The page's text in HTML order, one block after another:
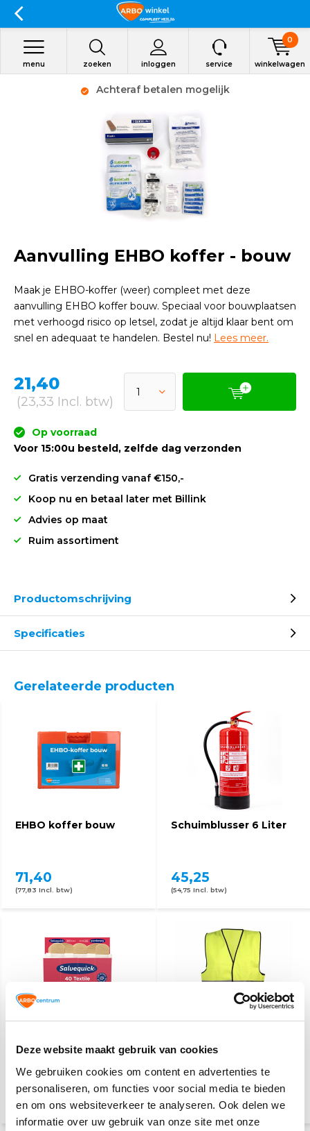
Deze website maakt gebruik van cookies
We gebruiken cookies om content en advertenties te
personaliseren, om functies voor social media te bieden
en om ons websiteverkeer te analyseren. Ook delen we
informatie over uw gebruik van onze site met onze
zoeken inloggen
menu service winkelwagen
0
Achteraf betalen mogelijk
Aanvulling EHBO koffer - bouw
Maak je EHBO-koffer (weer) compleet met deze
aanvulling EHBO koffer bouw. Speciaal voor bouwplaatsen
met verhoogd risico op letsel, zodat je altijd klaar bent om
snel en adequaat te handelen. Bestel nu! Lees meer.
21,40
(23,33 Incl. btw)
Op voorraad
Voor 15:00u besteld, zelfde dag verzonden
Gratis verzending vanaf €150,-
Koop nu en betaal later met Billink
Advies op maat
Ruim assortiment
Productomschrijving
Specificaties
Gerelateerde producten
EHBO koffer bouw
71,40
(77,83 Incl. btw)
Schuimblusser 6 Liter
45,25
(54,75 Incl. btw)
navulling
6,956,70
(7,30 Incl. btw)
4,60
(5,57 Incl. btw)